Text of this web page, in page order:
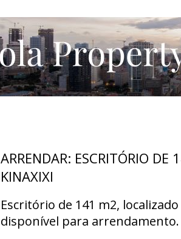
ARRENDAR: ESCRITÓRIO
KINAXIXI
Escritório de 141 m2,
disponível para arrendamento.